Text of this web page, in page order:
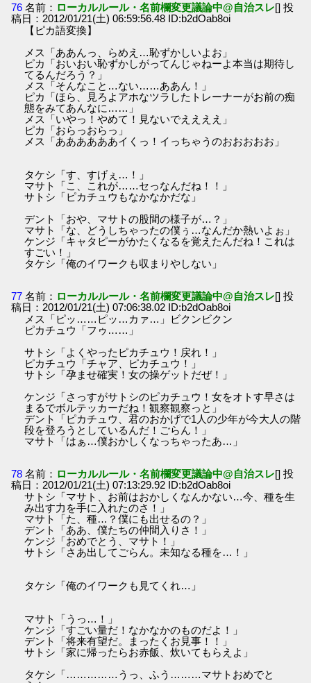
76 名前： ローカルルール・名前欄変更議論中@自治スレ[] 投
稿日：2012/01/21(土) 06:59:56.48 ID:b2dOab8oi
【ピカ語変換】
メス「ああんっ、らめえ…恥ずかしいよお」
ピカ「おいおい恥ずかしがってんじゃねーよ本当は期待し
てるんだろう？」
メス「そんなこと…ない……ああん！」
ピカ「ほら、見ろよアホなツラしたトレーナーがお前の痴
態をみてあんなに……」
メス「いやっ！やめて！見ないでええええ」
ピカ「おらっおらっ」
メス「ああああああイくっ！イっちゃうのおおおおお」
タケシ「す、すげぇ…！」
マサト「こ、これが……セっなんだね！！」
サトシ「ピカチュウもなかなかだな」
デント「おや、マサトの股間の様子が…？」
マサト「な、どうしちゃったの僕ぅ…なんだか熱いよぉ」
ケンジ「キャタピーがかたくなるを覚えたんだね！これは
すごい！」
タケシ「俺のイワークも収まりやしない」
77 名前： ローカルルール・名前欄変更議論中@自治スレ[] 投
稿日：2012/01/21(土) 07:06:38.02 ID:b2dOab8oi
メス「ピッ……ピッ…カァ…」ビクンビクン
ピカチュウ「フゥ……」
サトシ「よくやったピカチュウ！戻れ！」
ピカチュウ「チャア、ピカチュウ！」
サトシ「孕ませ確実！女の操ゲットだぜ！」
ケンジ「さっすがサトシのピカチュウ！女をオトす早さは
まるでボルテッカーだね！観察観察っと」
デント「ピカチュウ、君のおかげで1人の少年が今大人の階
段を登ろうとしているんだ！ごらん！」
マサト「はぁ…僕おかしくなっちゃったあ…」
78 名前： ローカルルール・名前欄変更議論中@自治スレ[] 投
稿日：2012/01/21(土) 07:13:29.92 ID:b2dOab8oi
サトシ「マサト、お前はおかしくなんかない…今、種を生
み出す力を手に入れたのさ！」
マサト「た、種…？僕にも出せるの？」
デント「ああ、僕たちの仲間入りさ！」
ケンジ「おめでとう、マサト！」
サトシ「さあ出してごらん。未知なる種を…！」
タケシ「俺のイワークも見てくれ…」
マサト「うっ…！」
ケンジ「すごい量だ！なかなかのものだよ！」
デント「将来有望だ。まったくお見事！！」
サトシ「家に帰ったらお赤飯、炊いてもらえよ」
タケシ「……………うっ、ふう………マサトおめでと